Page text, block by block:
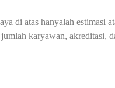
di atas hanyalah estimasi
karyawan, akreditasi,